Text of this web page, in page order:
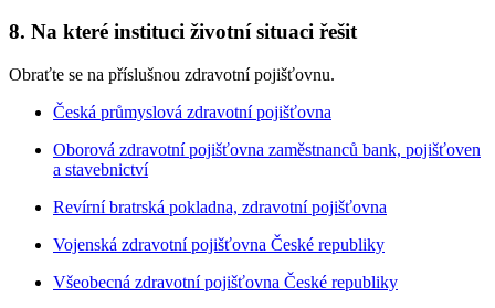
8. Na které instituci životní situaci řešit
Obraťte se na příslušnou zdravotní pojišťovnu.
Česká průmyslová zdravotní pojišťovna
Oborová zdravotní pojišťovna zaměstnanců bank, pojišťoven
a stavebnictví
Revírní bratrská pokladna, zdravotní pojišťovna
Vojenská zdravotní pojišťovna České republiky
Všeobecná zdravotní pojišťovna České republiky